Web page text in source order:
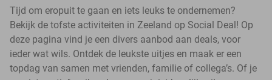
Tijd om eropuit te gaan en iets leuks te ondernemen?
Bekijk de tofste activiteiten in Zeeland op Social Deal! Op
deze pagina vind je een divers aanbod aan deals, voor
ieder wat wils. Ontdek de leukste uitjes en maak er een
topdag van samen met vrienden, familie of collega’s. Of je